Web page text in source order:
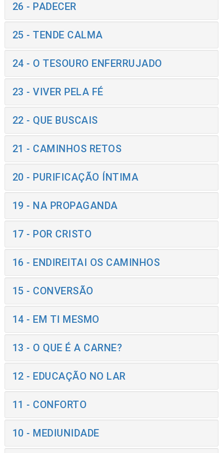
26 - PADECER
25 - TENDE CALMA
24 - O TESOURO ENFERRUJADO
23 - VIVER PELA FÉ
22 - QUE BUSCAIS
21 - CAMINHOS RETOS
20 - PURIFICAÇÃO ÍNTIMA
19 - NA PROPAGANDA
17 - POR CRISTO
16 - ENDIREITAI OS CAMINHOS
15 - CONVERSÃO
14 - EM TI MESMO
13 - O QUE É A CARNE?
12 - EDUCAÇÃO NO LAR
11 - CONFORTO
10 - MEDIUNIDADE